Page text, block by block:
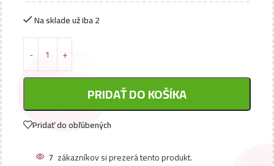
Na sklade už iba 2
PRIDAŤ DO KOŠÍKA
Pridať do obľúbených
7 zákazníkov si prezerá tento produkt.